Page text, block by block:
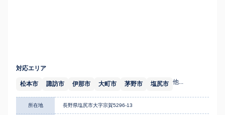
対応エリア
松本市 諏訪市 伊那市 大町市 茅野市 塩尻市 他...
所在地 長野県塩尻市大字宗賀5296-13